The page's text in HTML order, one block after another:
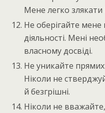
Мене легко злякати
Не оберігайте мене
діяльності. Мені
власному досвіді.
Не уникайте прямих
Ніколи не
й безгрішні.
Ніколи не